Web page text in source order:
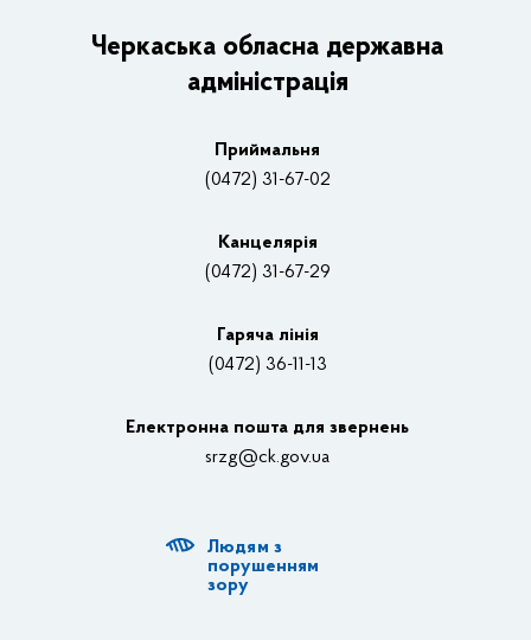
Керівництво адміністрації
Основні завдання та нормативно-правові засади
Нагороди
Контакти
Структурні підрозділи ОДА
Діяльність ОДА
Черкаська обласна державна
адміністрація
Приймальня
(0472) 31-67-02
Канцелярiя
(0472) 31-67-29
Гаряча лінія
(0472) 36-11-13
Електронна пошта для звернень
srzg@ck.gov.ua
Людям з
порушенням
зору